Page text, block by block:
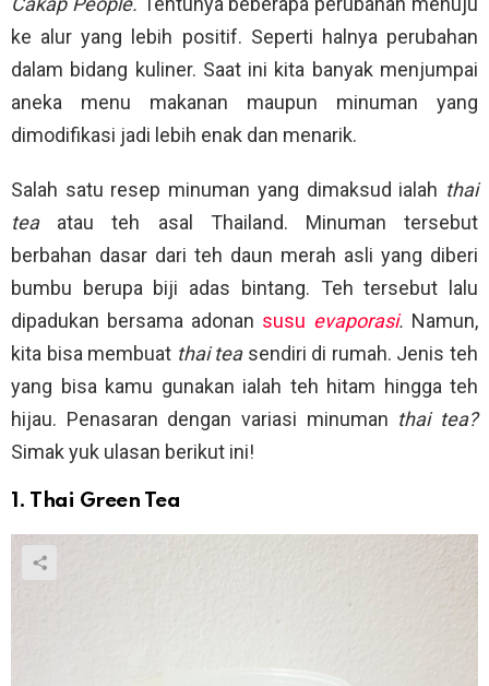
ke alur yang lebih positif. Seperti halnya perubahan
dalam bidang kuliner. Saat ini kita banyak menjumpai
aneka menu makanan maupun minuman yang
dimodifikasi jadi lebih enak dan menarik.
Salah satu resep minuman yang dimaksud ialah thai
tea atau teh asal Thailand. Minuman tersebut
berbahan dasar dari teh daun merah asli yang diberi
bumbu berupa biji adas bintang. Teh tersebut lalu
dipadukan bersama adonan susu evaporasi. Namun,
kita bisa membuat thai tea sendiri di rumah. Jenis teh
yang bisa kamu gunakan ialah teh hitam hingga teh
hijau. Penasaran dengan variasi minuman thai tea?
Simak yuk ulasan berikut ini!
1. Thai Green Tea